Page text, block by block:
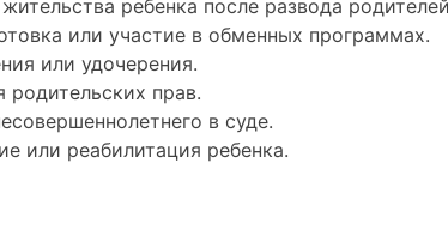
ребенка после развода
или участие в обменных программах.
или удочерения.
прав.
в суде.
или реабилитация ребенка.